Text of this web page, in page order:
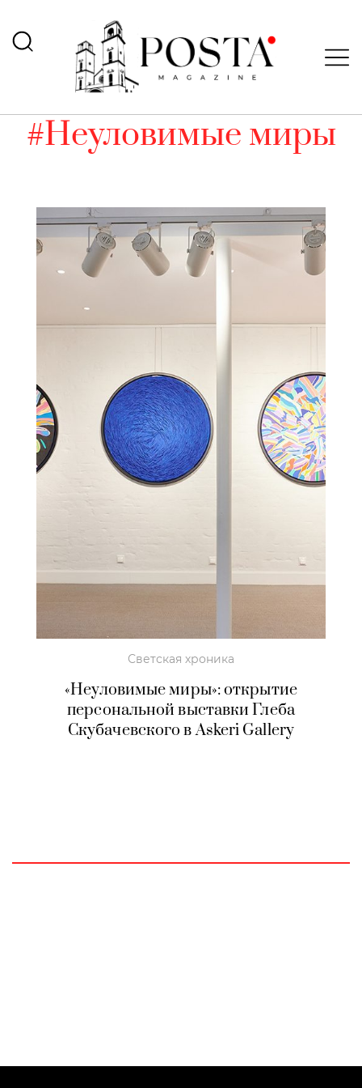
#Неуловимые миры
Светская хроника
«Неуловимые миры»: открытие
персональной выставки Глеба
Скубачевского в Askeri Gallery